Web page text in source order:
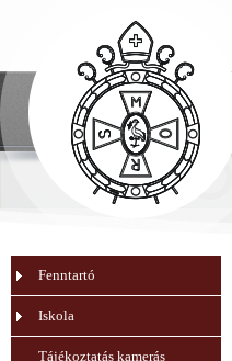
Fenntartó
Iskola
Tájékoztatás kamerás